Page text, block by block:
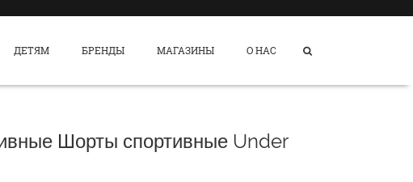
ДЕТЯМ БРЕНДЫ МАГАЗИНЫ О НАС
Шорты спортивные Under